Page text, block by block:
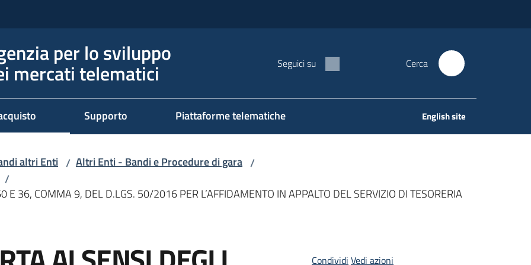
per lo sviluppo
mercati telematici Seguici su Cerca
Supporto Piattaforme telematiche English site
altri Enti / Altri Enti - Bandi e Procedure di gara /
/
E 36, COMMA 9, DEL D.LGS. 50/2016 PER L’AFFIDAMENTO IN APPALTO DEL SERVIZIO DI TESORERIA
Condividi Vedi azioni